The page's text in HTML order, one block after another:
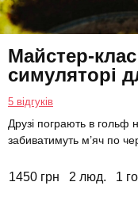
Майстер-
симуляторі
5 відгуків
Друзі пограють в гольф
забиватимуть м’яч по
1450 грн 2 люд. 1